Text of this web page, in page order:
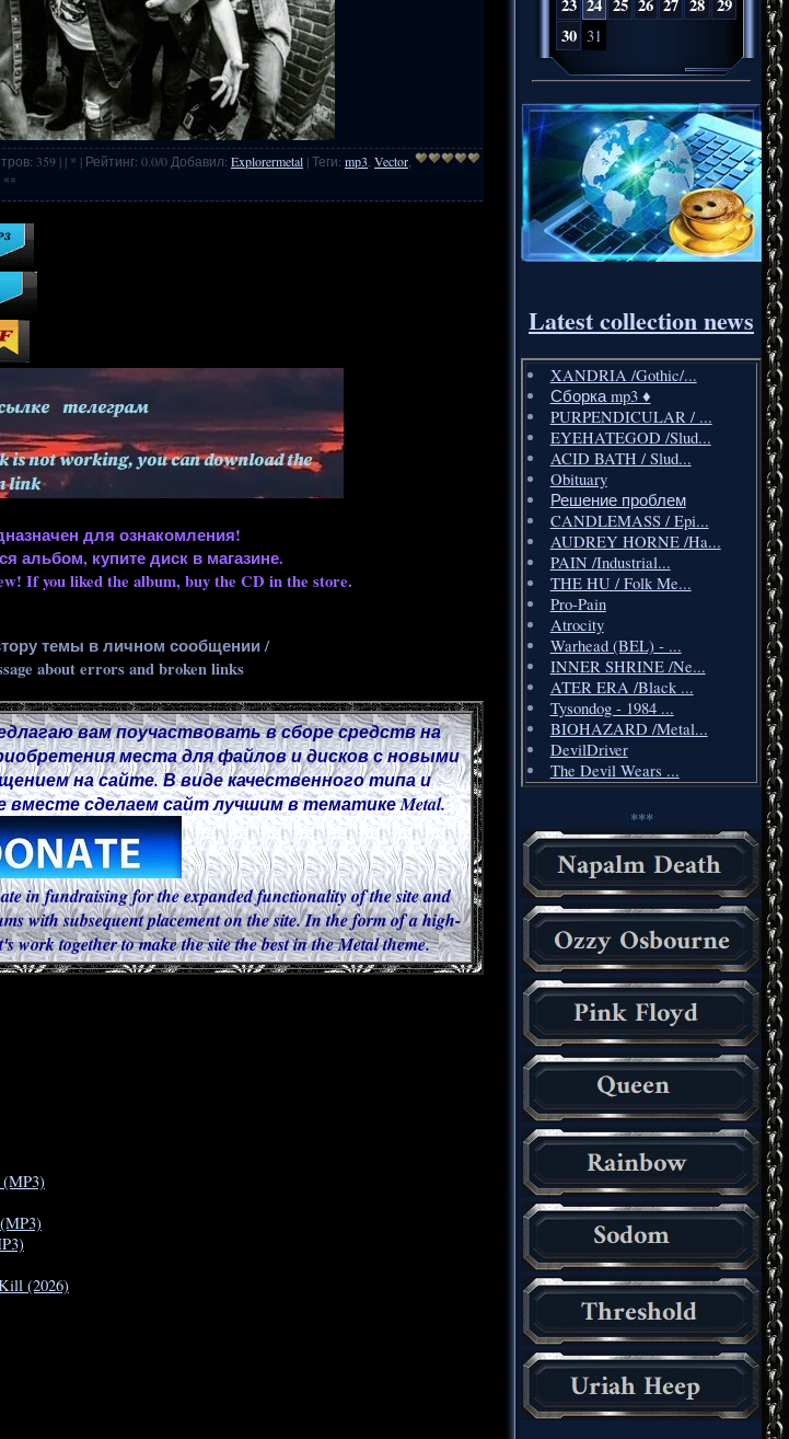
: 359 | | * | Рейтинг: 0.0/0 Добавил: Explorermetal |Теги: mp3 Vector
**
для ознакомления!
альбом, купите диск в магазине.
If you liked the album, buy the CD in the store.
темы в личном сообщении /
about errors and broken links
вам поучаствовать в сборе средств на
места для файлов и дисков с новыми
на сайте. В виде качественного типа и
сделаем сайт лучшим в тематике Metal.
in fundraising for the expanded functionality of the site and
with subsequent placement on the site. In the form of a high-
work together to make the site the best in the Metal theme.
(MP3)
(2026)
23 24 25 26 27 28 29
30 31
Latest collection news
XANDRIA /Gothic/...
Сборка mp3 ♦️
PURPENDICULAR / ...
EYEHATEGOD /Slud...
ACID BATH / Slud...
Obituary
Решение проблем
CANDLEMASS / Epi...
AUDREY HORNE /Ha...
PAIN /Industrial...
THE HU / Folk Me...
Pro-Pain
Atrocity
Warhead (BEL) - ...
INNER SHRINE /Ne...
ATER ERA /Black ...
Tysondog - 1984 ...
BIOHAZARD /Metal...
DevilDriver
The Devil Wears ...
***